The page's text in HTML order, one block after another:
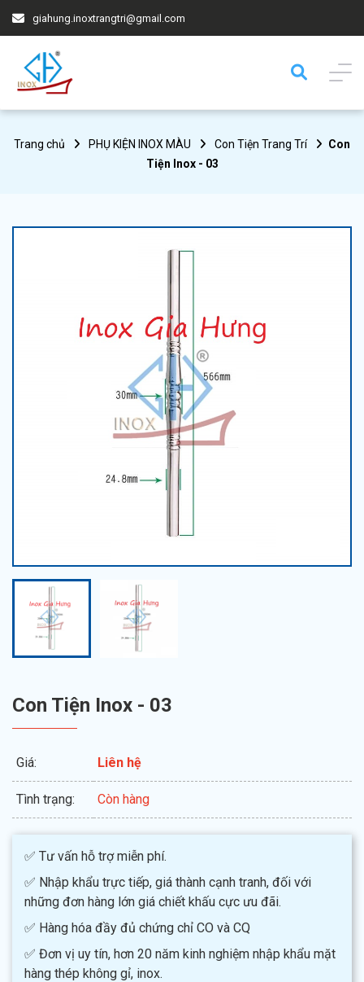
giahung.inoxtrangtri@gmail.com
Trang chủ PHỤ KIỆN INOX MÀU Con Tiện Trang Trí
Con
Tiện Inox - 03
Con Tiện Inox - 03
Giá: Liên hệ
Tình trạng: Còn hàng
✅ Tư vấn hỗ trợ miễn phí.
✅ Nhập khẩu trực tiếp, giá thành cạnh tranh, đối với
những đơn hàng lớn giá chiết khấu cực ưu đãi.
✅ Hàng hóa đầy đủ chứng chỉ CO và CQ
✅ Đơn vị uy tín, hơn 20 năm kinh nghiệm nhập khẩu mặt
hàng thép không gỉ, inox.